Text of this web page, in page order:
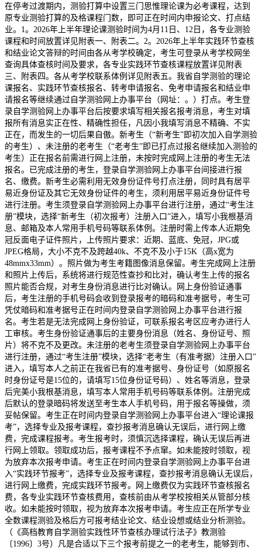
在停考过渡期内，测验打算中设置三门思惟理论课为必考课程，达到
原专业测验打算的及格课程门数，即可正在时间内申报论文、打点结
业。1。2026年上半年理论课测验时间为4月11日、12日，各专业测验
课程和时间放置详见附表一、附表二。2。2026年上半年实践环节查核
和结业论文答辩的时间由各从考学校确定，考生可登录从考学校网坐
查询具体查核时间及要求，各专业实践环节查核课程放置详见附表
三、附表四。各从考学校联系体例详见附表五。我省自学测验的理论
课报名、实践环节查核报名、转考申请报名、免考申请报名和结业申
请报名等继续通过自学测验网上办事平台（网址：。）打点。考生登
录自学测验网上办事平台后按要求填写相关报名报考消息，考生对填
报所有消息实正在性、精确性担任，凡因小我填写消息不精确、不实
正在，而发生的一切后果自傲。新考生（“新考生”即初次加入自学测验
的考生）、未注册的老考生（“老考生”即已打点过报名继续加入测验的
考生）正在报名前需进行网上注册，未按时完成网上注册的考生无法
报名。已完成注册的考生，登录自学测验网上办事平台间接进行报
名、缴费。新考生必需利用无效身份证件号打点注册，同时具有居平
易近身份证及其它无效身份证件的考生，须利用居平易近身份证件号
进行注册。考生须登录自学测验网上办事平台进行注册，通过“考生注
册”模块，选择“新考生（初次报考）注册入口”进入，填写小我根基消
息、邮箱及本人常用手机号码等联系体例。注册时需上传本人近期免
冠反面电子证件照片，上传照片要求：近期、蓝底、免冠，JPG或
JPEG格局，大小不克不及跨越40k、不克不及小于15K（高x宽为
48mmx33mm）。照片做为考生考籍图像消息保留。考生完成网上注册
和照片上传后，系统将进行规范性查抄和比对，确认考生上传的报名
照片能否合规，对考生身份消息进行比对确认。网上身份验证通事
后，考生注册的手机号码会收到登录报考的暗码和准考据号，考生可
凭仗暗码和准考据号正在时间内登录自学测验网上办事平台进行报
名。考生若是无法完成网上身份验证，可联系报名考区应考办进行人
工审核。考生身份验证通事后的主要身份消息（姓名、身份证号、照
片）将不克不及更改。未注册的老考生须登录自学测验网上办事平台
进行注册，通过“考生注册”模块，选择“老考生（有准考据）注册入口”
进入，填写本人之前正在我省已有的准考据号、身份证号（如原报名
时身份证号是15位的，请填写15位身份证号码）、姓名等消息，登录
后完美小我根基消息，填写本人常用手机号码等联系体例。注册完成
后默认的登录暗码将发送至考生本人手机号码，用于报名等操做，须
妥帖保留。考生正在时间内登录自学测验网上办事平台进入“理论课报
考”，选择专业及报考课程，查抄报考消息确认无误后，进行网上缴
费，完成课程报考。考生报考时，须慎沉选择课程，确认无误后再进
行网上领取。领取成功后，报考课程不予点窜。如未能按时领取，视
为放弃本次报考申请。考生正在时间内登录自学测验网上办事平台进
入“实践环节报考”，选择专业及报考课程，查抄报考消息确认无误后，
进行网上缴费，完成实践环节报考。网上缴费仅为实践环节查核报名
费，各专业实践环节查核费用，查核前由从考学校按相关从管部分核
收。如未能按时领取，视为放弃本次报考申请。考生应正在所学专业
全数课程测验及格后方可报考结业论文、结业设想或结业分析测验。
（《高档教育自学测验实践性环节查核办理试行法子》教测验
〔1996〕3号）凡是合适以下三个报考前提之一的老考生，能够到市、